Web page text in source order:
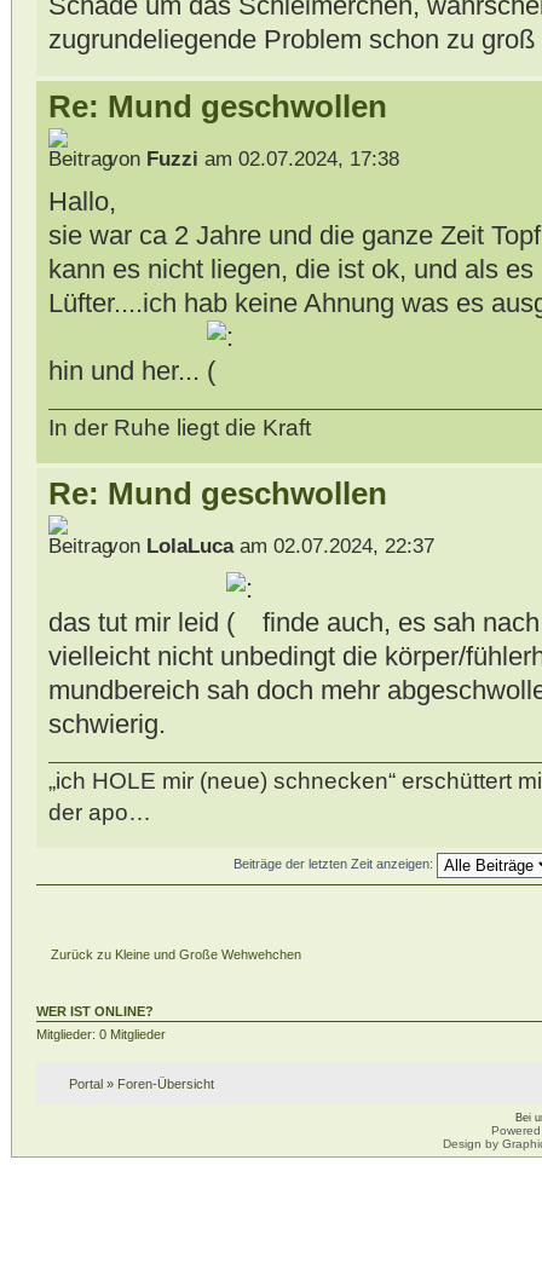
zugrundeliegende Problem schon zu groß
Re: Mund geschwollen
von Fuzzi am 02.07.2024, 17:38
Hallo,
sie war ca 2 Jahre und die ganze Zeit
kann es nicht liegen, die ist ok, und als
Lüfter....ich hab keine Ahnung was es
hin und her...
In der Ruhe liegt die Kraft
Re: Mund geschwollen
von LolaLucaam 02.07.2024, 22:37
das tut mir leid
finde auch, es sah
vielleicht nicht unbedingt die körper/
mundbereich sah doch mehr
schwierig.
„ich HOLE mir (neue) schnecken“ erschüttert
der apo…
Beiträge der letzten Zeit anzeigen:
Zurück zu Kleine und Große Wehwehchen
WER IST ONLINE?
Mitglieder: 0 Mitglieder
Portal » Foren-Übersicht
Bei
Design by